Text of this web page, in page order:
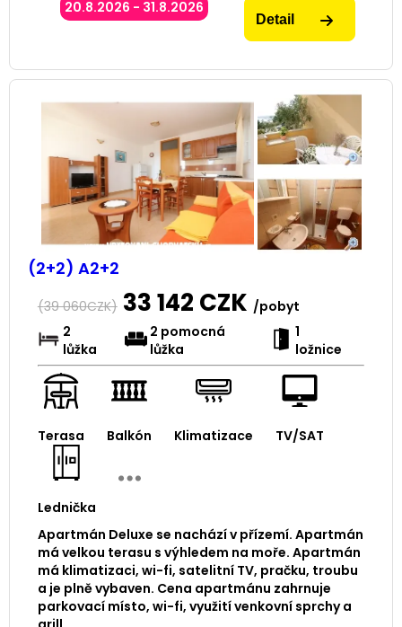
20.8.2026 - 31.8.2026
Detail
(2+2) A2+2
(39 060CZK) 33 142 CZK /pobyt
2
lůžka
2 pomocná
lůžka
1
ložnice
Terasa Balkón Klimatizace TV/SAT
Lednička
Apartmán Deluxe se nachází v přízemí. Apartmán
má velkou terasu s výhledem na moře. Apartmán
má klimatizaci, wi-fi, satelitní TV, pračku, troubu
a je plně vybaven. Cena apartmánu zahrnuje
parkovací místo, wi-fi, využití venkovní sprchy a